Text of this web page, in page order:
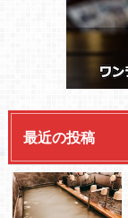
最近の投稿